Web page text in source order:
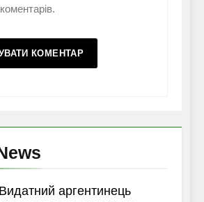
Видатний аргентинець